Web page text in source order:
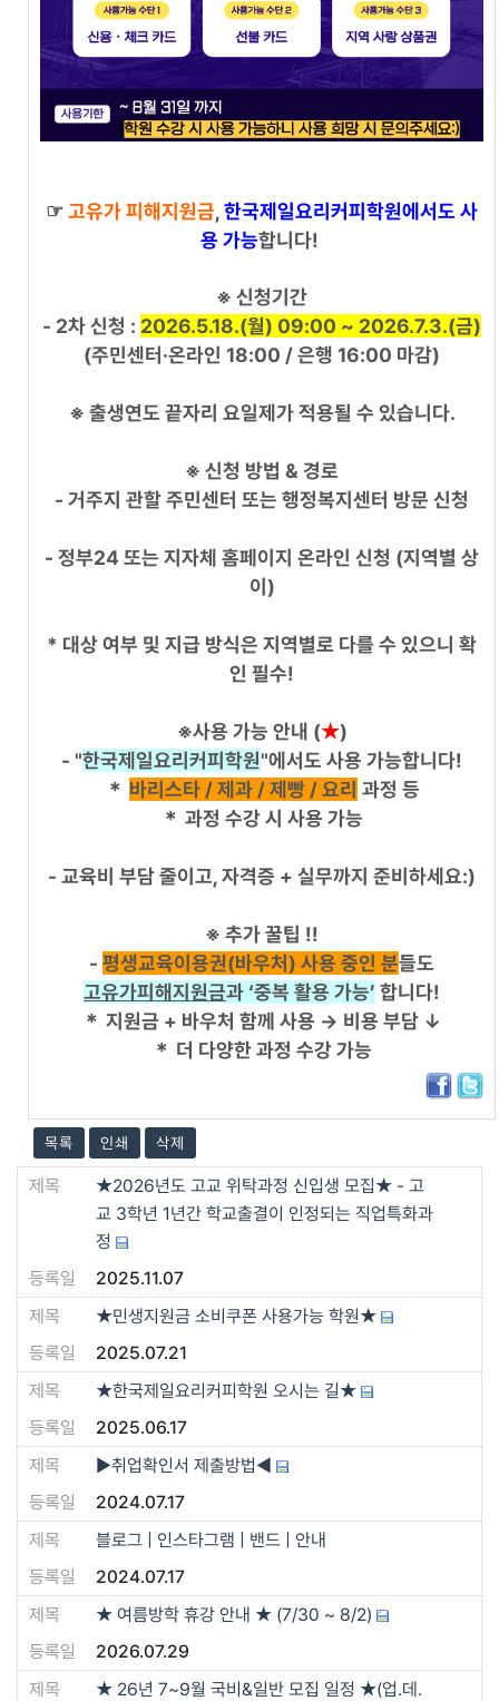
☞고유가 피해지원금,한국제일요리커피학원에서도 사
용 가능합니다!
※ 신청기간
- 2차 신청 : 2026.5.18.(월) 09:00 ~ 2026.7.3.(금)
(주민센터·온라인 18:00 / 은행 16:00 마감)
※ 출생연도 끝자리 요일제가 적용될 수 있습니다.
※ 신청 방법 & 경로
- 거주지 관할 주민센터 또는 행정복지센터 방문 신청
- 정부24 또는 지자체 홈페이지 온라인 신청 (지역별 상
이)
* 대상 여부 및 지급 방식은 지역별로 다를 수 있으니 확
인 필수!
※사용 가능 안내 (★)
- "한국제일요리커피학원"에서도 사용 가능합니다!
＊ 바리스타 / 제과 / 제빵 / 요리 과정 등
＊ 과정 수강 시 사용 가능
- 교육비 부담 줄이고, 자격증 + 실무까지 준비하세요:)
※ 추가 꿀팁 !!
- 평생교육이용권(바우처) 사용 중인 분들도
고유가피해지원금과 ‘중복 활용 가능’ 합니다!
＊ 지원금 + 바우처 함께 사용 → 비용 부담 ↓
＊ 더 다양한 과정 수강 가능
목록 인쇄 삭제
★2026년도 고교 위탁과정 신입생 모집★ - 고
교 3학년 1년간 학교출결이 인정되는 직업특화과
정
2025.11.07
★민생지원금 소비쿠폰 사용가능 학원★
2025.07.21
★한국제일요리커피학원 오시는 길★
2025.06.17
▶취업확인서 제출방법◀
2024.07.17
블로그 | 인스타그램 | 밴드 | 안내
2024.07.17
★ 여름방학 휴강 안내 ★ (7/30 ~ 8/2)
2026.07.29
★ 26년 7~9월 국비&일반 모집 일정 ★(업.데.